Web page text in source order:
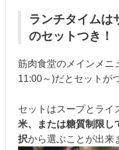
ランチタイムは
のセットつき！
筋肉食堂のメインメニ
11:00～)だとセットが
セットはスープとライ
米、または糖質制限し
択から選ぶことが出来